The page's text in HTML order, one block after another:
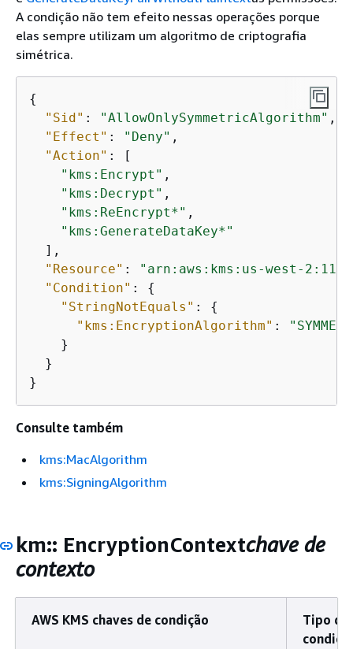
A condição não tem efeito nessas operações porque
elas sempre utilizam um algoritmo de criptografia
simétrica.
{
"Sid" : "AllowOnlySymmetricAlgorithm" ,
"Effect" : "Deny" ,
"Action" : [
"kms:Encrypt" ,
"kms:Decrypt" ,
"kms:ReEncrypt*" ,
"kms:GenerateDataKey*"
  ],
"Resource" :
"arn:aws:kms:us-west-
"Condition" : {
"StringNotEquals" : {
"kms:EncryptionAlgorithm" :
    }
  }
}
Consulte também
kms:MacAlgorithm
kms:SigningAlgorithm
km:: EncryptionContextchave de
contexto
AWS KMS chaves de condição
Tipo de